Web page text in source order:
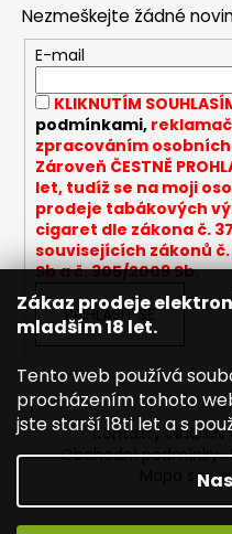
Zákaz prodeje
mladším 18 let.
Tento web používá
procházením tohoto
jste starší 18ti let a s
Nezmeškejte žádné
E-mail
KLIKNUTÍM
podmínkami,
zpracováním
Zároveň ČESTNĚ
let, tudíž se na moji
prodeje tabákových
cigaret dle zákona č.
souvisejících zákonů č.
Sb a č. 305/2009 Sb.
PŘIHLÁSIT SE
Kontakty INNOKIN
Obchodní podmínky
Mapa